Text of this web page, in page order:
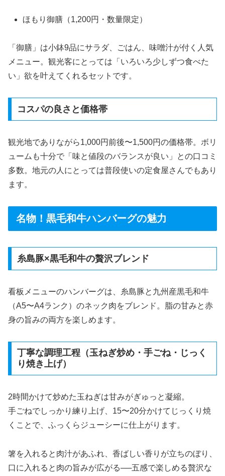
ほもり御膳（1,200円・数量限定）
「御膳」は小鉢9品にサラダ、ごはん、味噌汁が付く人気
メニュー。観光客にとっては「いろいろ少しずつ食べた
い」欲を叶えてくれるセットです。
コスパの良さと価格帯
観光地でありながら1,000円前後〜1,500円の価格帯。ボリ
ュームも十分で「味と値段のバランスが良い」との口コミ
多数。地元の人にとっては普段使いの定食屋さんでもあり
ます。
名物！黒毛和牛ハンバーグの魅力
糸島豚×黒毛和牛の贅沢ブレンド
看板メニューのハンバーグは、糸島豚と九州産黒毛和牛
（A5〜A4ランク）のネック肉をブレンド。脂の甘みと赤
身の旨みの両方を楽しめます。
丁寧な調理工程（玉ねぎ炒め・手ごね・じっく
り焼き上げ）
2時間かけて炒めた玉ねぎは甘みがぎゅっと凝縮。
手ごねでしっかり練り上げ、15〜20分かけてじっくり焼
くことで、ふっくらジューシーに仕上がります。
箸を入れると肉汁があふれ、香ばしい香りが立ちのぼり、
口に入れると肉の旨みが広がる──五感で楽しめる贅沢な